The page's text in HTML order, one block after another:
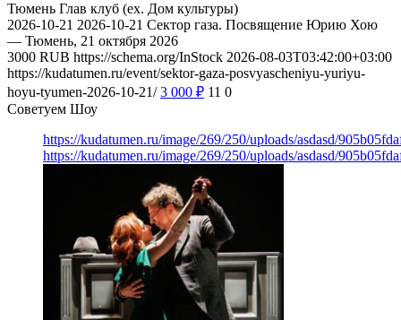
Тюмень Глав клуб (ex. Дом культуры)
2026-10-21 2026-10-21 Сектор газа. Посвящение Юрию Хою
— Тюмень, 21 октября 2026
3000 RUB https://schema.org/InStock 2026-08-03T03:42:00+03:00
https://kudatumen.ru/event/sektor-gaza-posvyascheniyu-yuriyu-
hoyu-tyumen-2026-10-21/ 3 000 ₽ 11 0
Советуем Шоу
https://kudatumen.ru/image/269/250/uploads/asdasd/
https://kudatumen.ru/image/269/250/uploads/asdasd/